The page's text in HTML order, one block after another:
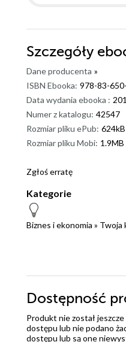
Szczegóły
Dane producenta »
ISBN Ebooka: 978-83-
Data wydania ebooka :
Numer z katalogu: 42547
Rozmiar pliku ePub: 624kB
Rozmiar pliku Mobi: 1.9MB
Zgłoś erratę
Kategorie
Biznes i ekonomia » Twoja
Dostępność
Produkt nie został
dostępu lub nie podano
dostępu lub są one